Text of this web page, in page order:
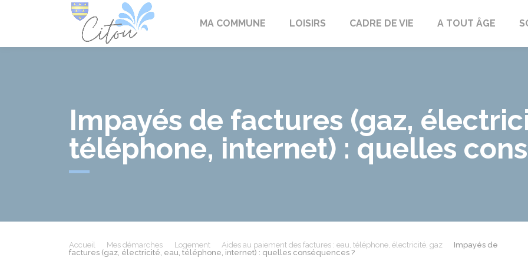
MA COMMUNE LOISIRS CADRE DE VIE A TOUT ÂGE
Impayés de factures (gaz,
téléphone, internet) : quelles
Accueil Mes démarches Logement Aides au paiement des factures : eau, téléphone, électricité, gaz
Impayés de
factures (gaz, électricité, eau, téléphone, internet) : quelles conséquences ?